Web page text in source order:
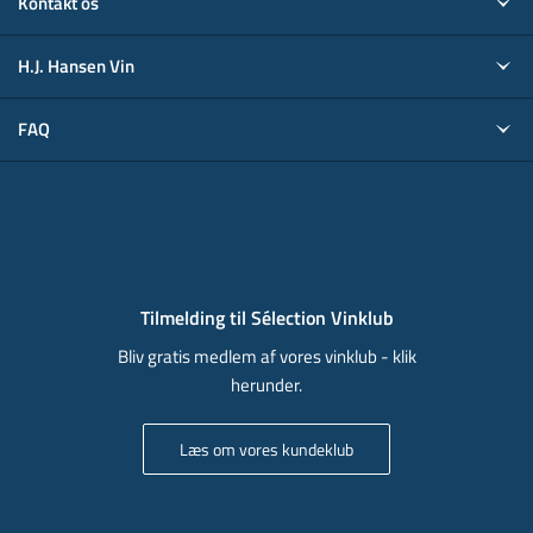
H.J. Hansen Vin
FAQ
Tilmelding til Sélection Vinklub
Bliv gratis medlem af vores vinklub - klik
herunder.
Læs om vores kundeklub